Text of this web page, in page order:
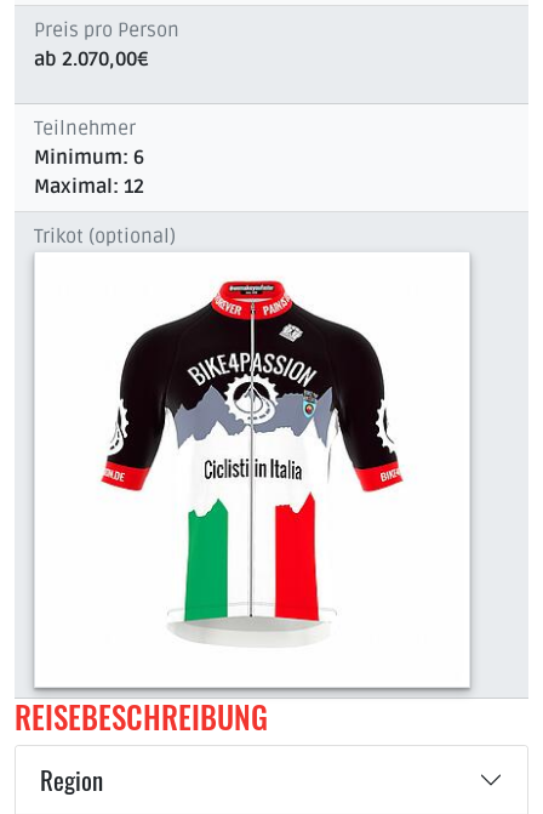
Preis pro Person
ab 2.070,00€
Teilnehmer
Minimum: 6
Maximal: 12
Trikot (optional)
REISEBESCHREIBUNG
Region